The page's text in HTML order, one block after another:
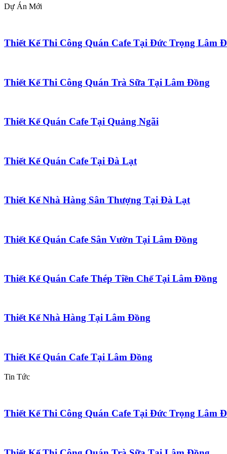
Dự Án Mới
Thiết Kế Thi Công Quán Cafe Tại Đức Trọng Lâm
Thiết Kế Thi Công Quán Trà Sữa Tại Lâm Đồng
Thiết Kế Quán Cafe Tại Quảng Ngãi
Thiết Kế Quán Cafe Tại Đà Lạt
Thiết Kế Nhà Hàng Sân Thượng Tại Đà Lạt
Thiết Kế Quán Cafe Sân Vườn Tại Lâm Đồng
Thiết Kế Quán Cafe Thép Tiền Chế Tại Lâm Đồng
Thiết Kế Nhà Hàng Tại Lâm Đồng
Thiết Kế Quán Cafe Tại Lâm Đồng
Tin Tức
Thiết Kế Thi Công Quán Cafe Tại Đức Trọng Lâm